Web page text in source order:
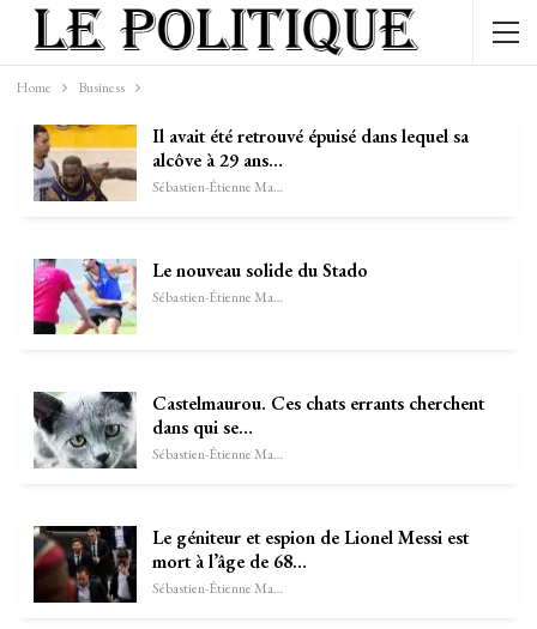
Home Business
Il avait été retrouvé épuisé dans lequel sa
alcôve à 29 ans…
Sébastien-Étienne Marechal
Le nouveau solide du Stado
Sébastien-Étienne Marechal
Castelmaurou. Ces chats errants cherchent
dans qui se…
Sébastien-Étienne Marechal
Le géniteur et espion de Lionel Messi est
mort à l’âge de 68…
Sébastien-Étienne Marechal